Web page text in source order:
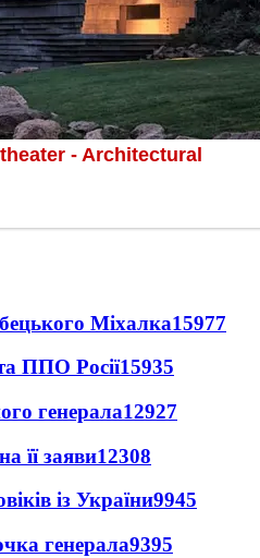
Міхалка15977
ППО Росії15935
генерала12927
її заяви12308
із України9945
генерала9395